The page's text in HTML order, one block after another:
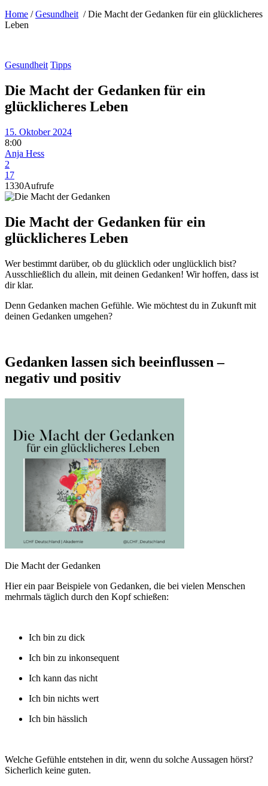
Home /Gesundheit /Die Macht der Gedanken für ein glücklicheres
Leben
Gesundheit Tipps
Die Macht der Gedanken für ein
glücklicheres Leben
15. Oktober 2024
8:00
Anja Hess
2
17
1330Aufrufe
Die Macht der Gedanken für ein
glücklicheres Leben
Wer bestimmt darüber, ob du glücklich oder unglücklich bist?
Ausschließlich du allein, mit deinen Gedanken! Wir hoffen, dass ist
dir klar.
Denn Gedanken machen Gefühle. Wie möchtest du in Zukunft mit
deinen Gedanken umgehen?
Gedanken lassen sich beeinflussen –
negativ und positiv
Die Macht der Gedanken
Hier ein paar Beispiele von Gedanken, die bei vielen Menschen
mehrmals täglich durch den Kopf schießen:
Ich bin zu dick
Ich bin zu inkonsequent
Ich kann das nicht
Ich bin nichts wert
Ich bin hässlich
Welche Gefühle entstehen in dir, wenn du solche Aussagen hörst?
Sicherlich keine guten.